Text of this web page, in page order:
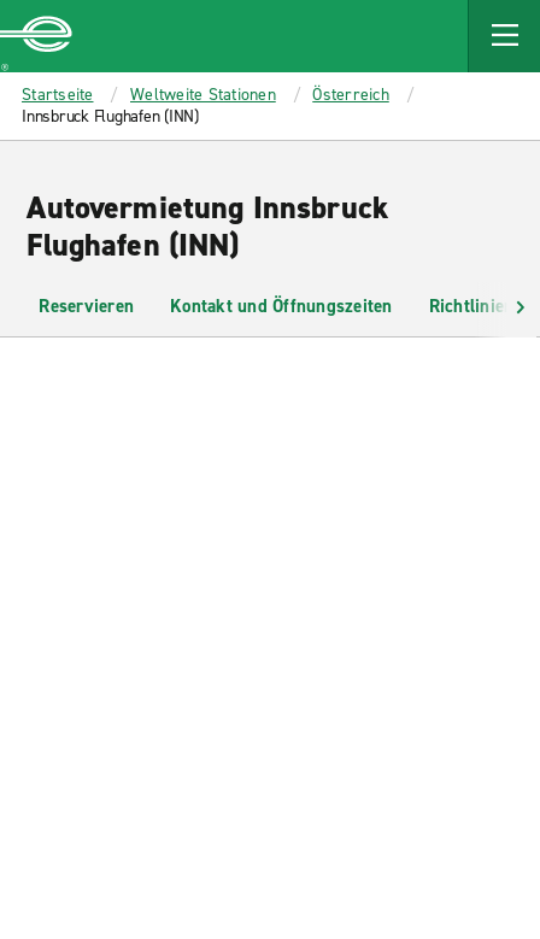
MAIN
CONTENT
Enterprise
Startseite Weltweite Stationen
Österreich
Innsbruck Flughafen (INN)
Autovermietung Innsbruck
Flughafen (INN)
Reservieren Kontakt und Öffnungszeiten Richtlinien